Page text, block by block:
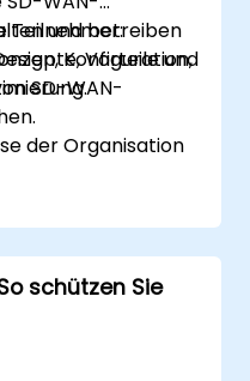
bereitgestellt
und betreiben
Konfiguration,
Teilnehmer:
Vorteile und
SD-WAN-
der Organisation
Lösungen
einem SD-WAN
überwachen,
beheben.
schützen Sie